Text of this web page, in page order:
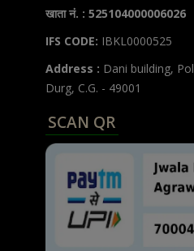
खाता नं. : 525104000006026
IFS CODE: IBKL0000525
Address : Dani building,
Durg, C.G. - 49001
SCAN QR